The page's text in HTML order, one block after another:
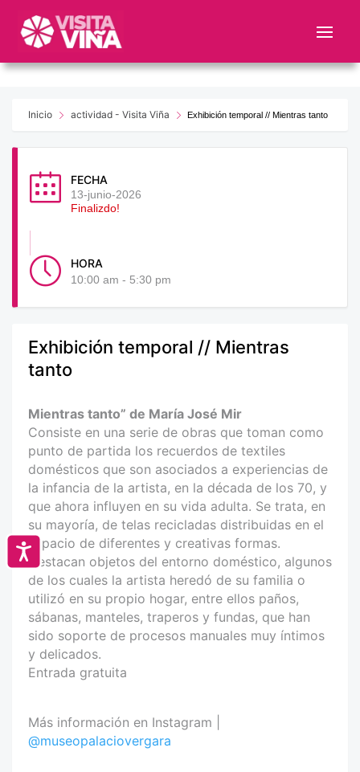
este
web
sistema
Accesibilidad
Inicio actividad - Visita Viña Exhibición temporal // Mientras tanto
FECHA
13-junio-2026
Finalizdo!
HORA
10:00 am - 5:30 pm
Exhibición temporal // Mientras
tanto
Mientras tanto” de María José Mir
Consiste en una serie de obras que toman como
punto de partida los recuerdos de textiles
domésticos que son asociados a experiencias de
la infancia de la artista, en la década de los 70, y
que ahora influyen en su vida adulta. Se trata, en
su mayoría, de telas recicladas distribuidas en el
espacio de diferentes y creativas formas.
Destacan objetos del entorno doméstico, algunos
de los cuales la artista heredó de su familia o
utilizó en su propio hogar, entre ellos paños,
sábanas, manteles, traperos y fundas, que han
sido soporte de procesos manuales muy íntimos
y delicados.
Entrada gratuita
Más información en Instagram |
@museopalaciovergara